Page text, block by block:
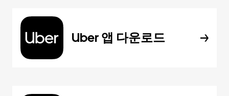
Uber 앱 다운로드